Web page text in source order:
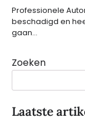
Professionele
beschadigd en
gaan…
Zoeken
Laatste